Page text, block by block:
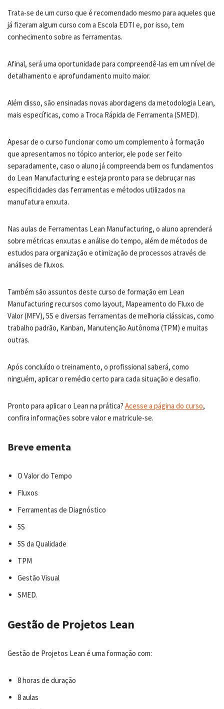
Trata-se de um curso que é recomendado mesmo para aqueles que
já fizeram algum curso com a Escola EDTI e, por isso, tem
conhecimento sobre as ferramentas.
Afinal, será uma oportunidade para compreendê-las em um nível de
detalhamento e aprofundamento muito maior.
Além disso, são ensinadas novas abordagens da metodologia Lean,
mais específicas, como a Troca Rápida de Ferramenta (SMED).
Apesar de o curso funcionar como um complemento à formação
que apresentamos no tópico anterior, ele pode ser feito
separadamente, caso o aluno já compreenda bem os fundamentos
do Lean Manufacturing e esteja pronto para se debruçar nas
especificidades das ferramentas e métodos utilizados na
manufatura enxuta.
Nas aulas de Ferramentas Lean Manufacturing, o aluno aprenderá
sobre métricas enxutas e análise do tempo, além de métodos de
estudos para organização e otimização de processos através de
análises de fluxos.
Também são assuntos deste curso de formação em Lean
Manufacturing recursos como layout, Mapeamento do Fluxo de
Valor (MFV), 5S e diversas ferramentas de melhoria clássicas, como
trabalho padrão, Kanban, Manutenção Autônoma (TPM) e muitas
outras.
Após concluído o treinamento, o profissional saberá, como
ninguém, aplicar o remédio certo para cada situação e desafio.
Pronto para aplicar o Lean na prática? Acesse a página do curso,
confira informações sobre valor e matricule-se.
Breve ementa
O Valor do Tempo
Fluxos
Ferramentas de Diagnóstico
5S
5S da Qualidade
TPM
Gestão Visual
SMED.
Gestão de Projetos Lean
Gestão de Projetos Lean é uma formação com:
8 horas de duração
8 aulas